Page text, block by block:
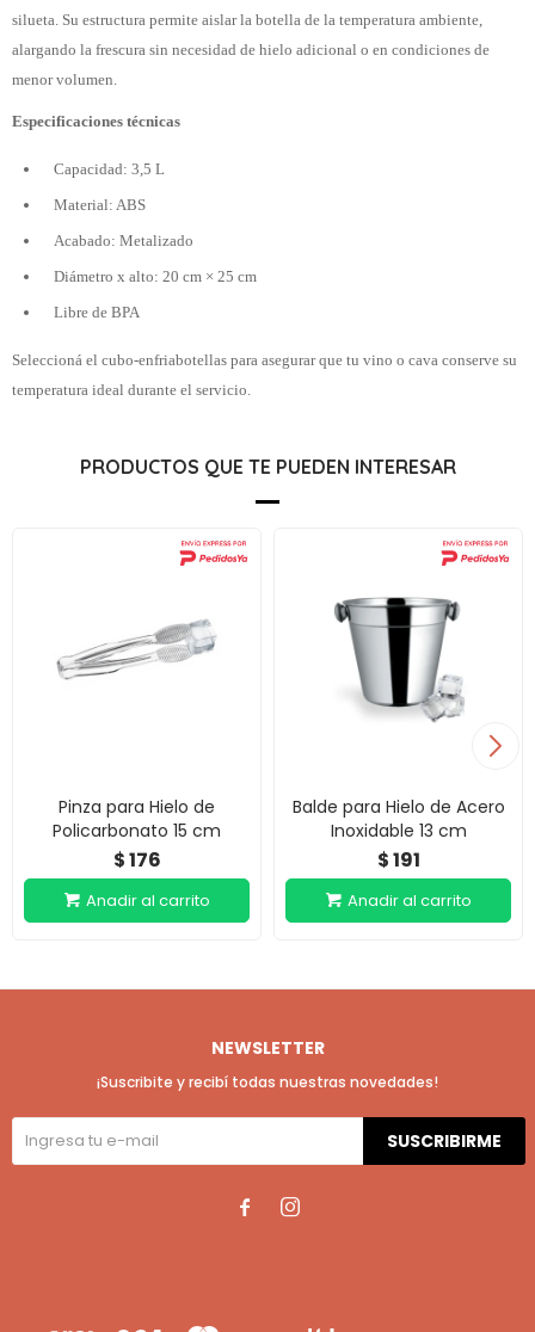
silueta. Su estructura permite aislar la botella de la temperatura ambiente,
alargando la frescura sin necesidad de hielo adicional o en condiciones de
menor volumen.
Especificaciones técnicas
Capacidad: 3,5 L
Material: ABS
Acabado: Metalizado
Diámetro x alto: 20 cm × 25 cm
Libre de BPA
Seleccioná el cubo-enfriabotellas para asegurar que tu vino o cava conserve su
temperatura ideal durante el servicio.
PRODUCTOS QUE TE PUEDEN INTERESAR
Pinza para Hielo de
Policarbonato 15 cm
$176
Balde para Hielo de Acero
Inoxidable 13 cm
$191
NEWSLETTER
¡Suscribite y recibí todas nuestras novedades!
SUSCRIBIRME
 